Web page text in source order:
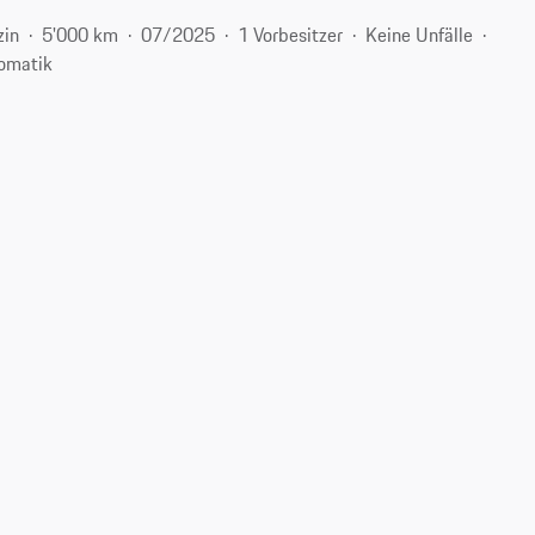
5'000 km 07/2025 1 Vorbesitzer
Keine Unfälle